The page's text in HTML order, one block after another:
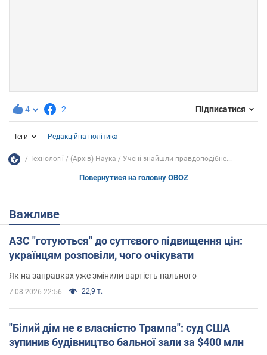
4 2 Підписатися
Теги Редакційна політика
Технології (Архів) Наука Учені знайшли правдоподібне...
Повернутися на головну OBOZ
Важливе
АЗС "готуються" до суттєвого підвищення цін:
українцям розповіли, чого очікувати
Як на заправках уже змінили вартість пального
7.08.2026 22:56 22,9 т.
"Білий дім не є власністю Трампа": суд США
зупинив будівництво бальної зали за $400 млн